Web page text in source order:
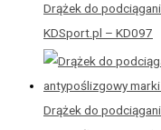
Drążek do
KDSport.pl – KD097
Drążek do